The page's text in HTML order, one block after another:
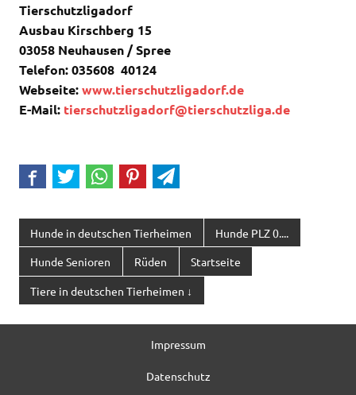
Tierschutzligadorf
Ausbau Kirschberg 15
03058 Neuhausen / Spree
Telefon: 035608 40124
Webseite:www.tierschutzligadorf.de
E-Mail: tierschutzligadorf@tierschutzliga.de
Hunde in deutschen Tierheimen Hunde PLZ 0....
Hunde Senioren Rüden Startseite
Tiere in deutschen Tierheimen ↓
Impressum
Datenschutz